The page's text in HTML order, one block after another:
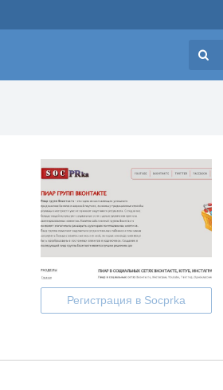
Регистрация в Socprka